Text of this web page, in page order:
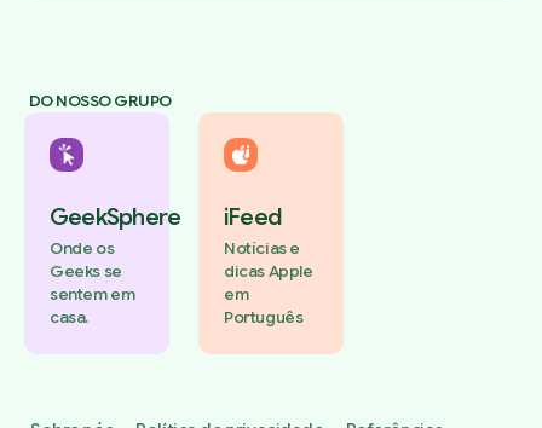
DO NOSSO GRUPO
GeekSphere
Onde os
Geeks se
sentem em
casa.
iFeed
Notícias e
dicas Apple
em
Português